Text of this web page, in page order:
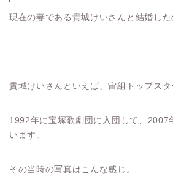
現在の妻である貴城けいさんと結婚した
貴城けいさんといえば、宙組トップスタ
1992年に宝塚歌劇団に入団して、2007
います。
その当時の写真はこんな感じ。